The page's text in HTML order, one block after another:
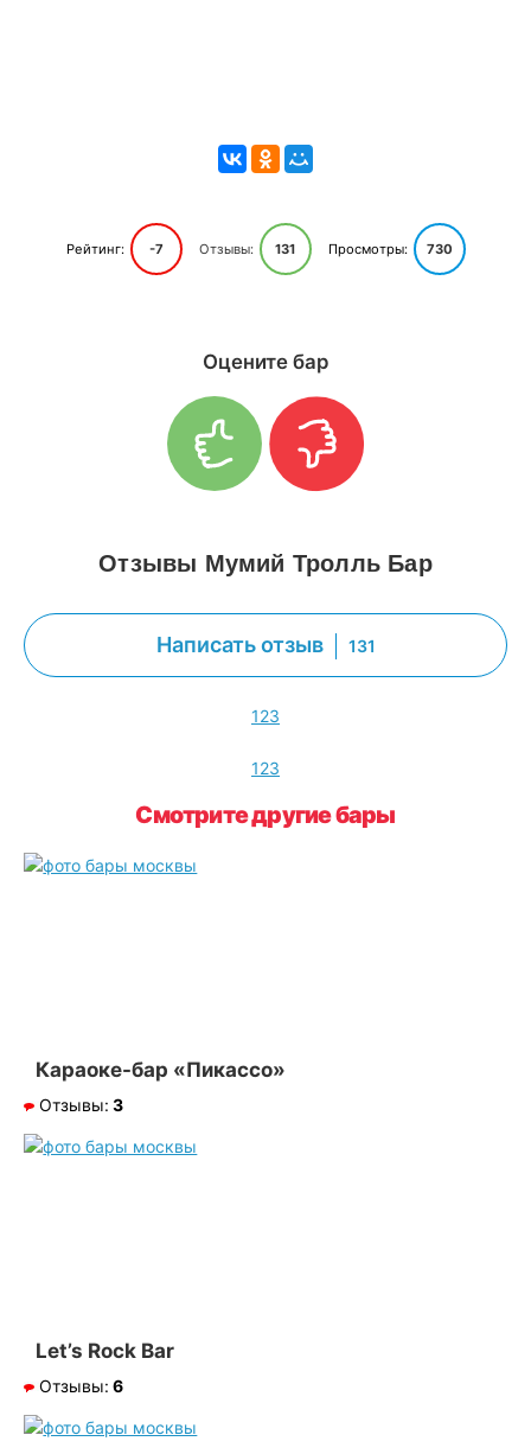
Рейтинг: -7 Отзывы: 131 Просмотры: 730
Оцените бар
Отзывы Мумий Тролль Бар
Написать отзыв 131
123
123
Смотрите другие бары
Караоке-бар «Пикассо»
Отзывы: 3
Let’s Rock Bar
Отзывы: 6